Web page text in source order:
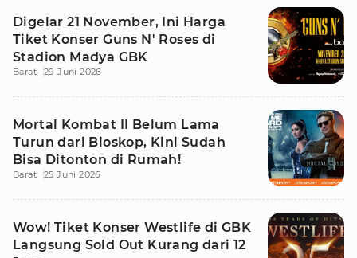
Digelar 21 November, Ini Harga
Tiket Konser Guns N' Roses di
Stadion Madya GBK
Barat 29 Juni 2026
Mortal Kombat II Belum Lama
Turun dari Bioskop, Kini Sudah
Bisa Ditonton di Rumah!
Barat 25 Juni 2026
Wow! Tiket Konser Westlife di GBK
Langsung Sold Out Kurang dari 12